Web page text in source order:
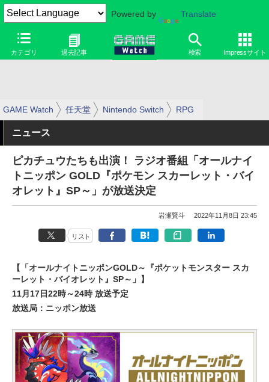
Powered by Translate
カテゴリ 過去記事 検索 Impressサイト
GAME Watch 任天堂 Nintendo Switch RPG
ニュース
ピカチュウたちも出演！ ラジオ番組「オールナイ
トニッポン GOLD『ポケモン スカーレット・バイ
オレット』SP～」が放送決定
岩瀬賢斗 2022年11月8日 23:45
リスト
【「オールナイトニッポンGOLD～『ポケットモンスター スカ
ーレット・バイオレット』SP～」】
11月17日22時～24時 放送予定
放送局：ニッポン放送